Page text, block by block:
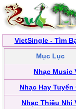
VietSingle - Tìm
Mục Lục
Nhạc Music
Nhạc Hay Tuyển
Nhạc Thiếu Nhi